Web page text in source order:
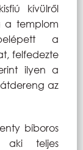
kívülről
a templom
a
felfedezte
ilyen a
az
bíboros
aki teljes